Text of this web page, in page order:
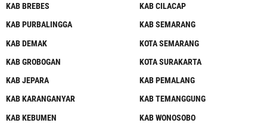
KAB BREBES
KAB PURBALINGGA
KAB DEMAK
KAB GROBOGAN
KAB JEPARA
KAB KARANGANYAR
KAB KEBUMEN
KAB CILACAP
KAB SEMARANG
KOTA SEMARANG
KOTA SURAKARTA
KAB PEMALANG
KAB TEMANGGUNG
KAB WONOSOBO